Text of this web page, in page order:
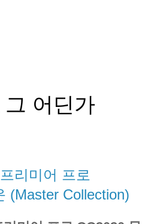
어딘가
리미어 프로
(Master Collection)